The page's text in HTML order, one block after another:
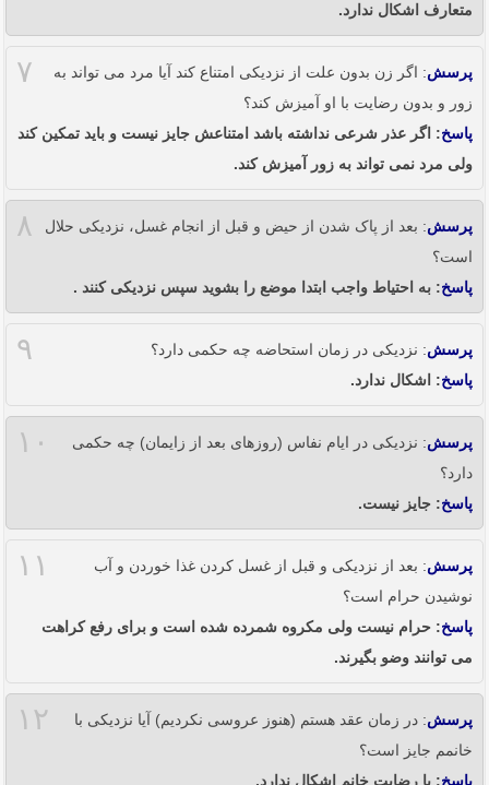
متعارف اشکال ندارد.
۷ پرسش: اگر زن بدون علت از نزدیکی امتناع کند آیا مرد می تواند به
زور و بدون رضایت با او آمیزش کند؟
پاسخ: اگر عذر شرعی نداشته باشد امتناعش جایز نیست و باید تمکین کند
ولی مرد نمی تواند به زور آمیزش کند.
۸ پرسش: بعد از پاک شدن از حیض و قبل از انجام غسل، نزدیکی حلال
است؟
پاسخ: به احتیاط واجب ابتدا موضع را بشوید سپس نزدیکی کنند .
۹ پرسش: نزدیکی در زمان استحاضه چه حکمی دارد؟
پاسخ: اشکال ندارد.
۱۰ پرسش: نزدیکی در ایام نفاس (روزهای بعد از زایمان) چه حکمی
دارد؟
پاسخ: جایز نیست.
۱۱ پرسش: بعد از نزدیکی و قبل از غسل کردن غذا خوردن و آب
نوشیدن حرام است؟
پاسخ: حرام نیست ولی مکروه شمرده شده است و برای رفع کراهت
می توانند وضو بگیرند.
۱۲ پرسش: در زمان عقد هستم (هنوز عروسی نکردیم) آیا نزدیکی با
خانمم جایز است؟
پاسخ: با رضایت خانم اشکال ندارد.